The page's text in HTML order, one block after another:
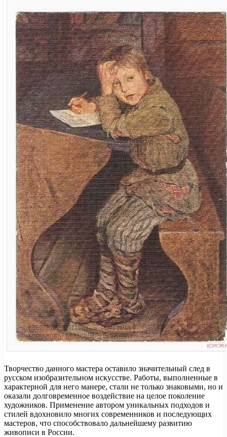
Творчество данного мастера оставило значительный след в
русском изобразительном искусстве. Работы, выполненные в
характерной для него манере, стали не только знаковыми, но и
оказали долговременное воздействие на целое поколение
художников. Применение автором уникальных подходов и
стилей вдохновило многих современников и последующих
мастеров, что способствовало дальнейшему развитию
живописи в России.